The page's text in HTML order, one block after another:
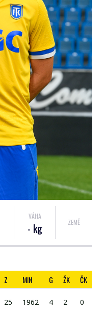
VÁHA
- kg ZEMĚ
Z MIN G ŽK ČK
25 1962 4 2 0